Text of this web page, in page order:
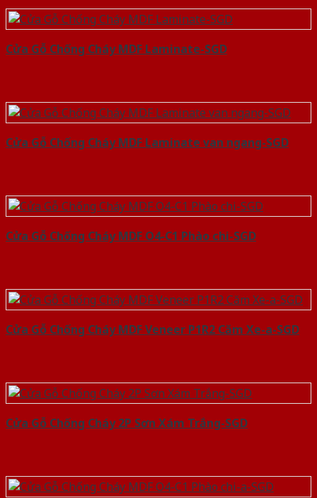
Cửa Gỗ Chống Cháy MDF Laminate-SGD
Cửa Gỗ Chống Cháy MDF Laminate van ngang-SGD
Cửa Gỗ Chống Cháy MDF O4-C1 Phào chi-SGD
Cửa Gỗ Chống Cháy MDF Veneer P1R2 Căm Xe-a-SGD
Cửa Gỗ Chống Cháy 2P Sơn Xám Trắng-SGD